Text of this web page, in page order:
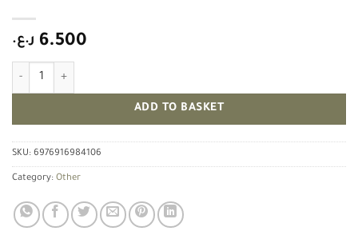
6.500 ر.ع.
MUVNA COFFEE BEANS CANISTER 750g quantity
ADD TO BASKET
SKU: 6976916984106
Category: Other